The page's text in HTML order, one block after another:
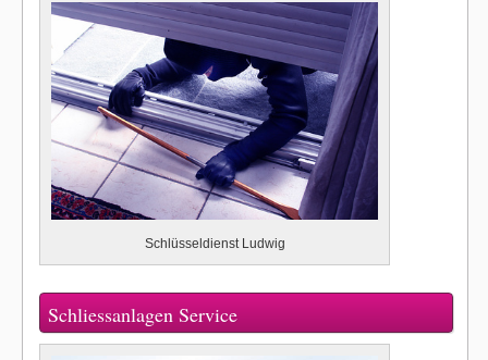
Schlüsseldienst Ludwig
Schliessanlagen Service